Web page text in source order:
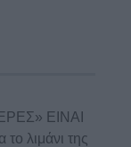
ΕΙΝΑΙ
λιμάνι της